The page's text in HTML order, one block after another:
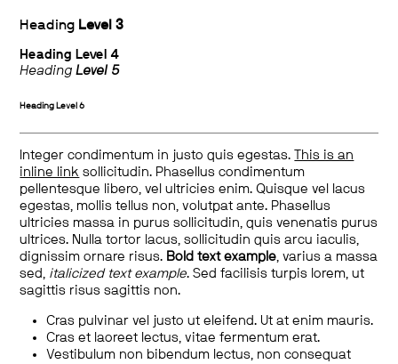
Heading Level 3
Heading Level 4
HeadingLevel 5
Heading Level 6
Integer condimentum in justo quis egestas.
This is an
inline link sollicitudin. Phasellus condimentum
pellentesque libero, vel ultricies enim. Quisque vel lacus
egestas, mollis tellus non, volutpat ante. Phasellus
ultricies massa in purus sollicitudin, quis venenatis purus
ultrices. Nulla tortor lacus, sollicitudin quis arcu iaculis,
dignissim ornare risus. Bold text example, varius a massa
sed, italicized text example. Sed facilisis turpis lorem, ut
sagittis risus sagittis non.
Cras pulvinar vel justo ut eleifend. Ut at enim mauris.
Cras et laoreet lectus, vitae fermentum erat.
Vestibulum non bibendum lectus, non consequat